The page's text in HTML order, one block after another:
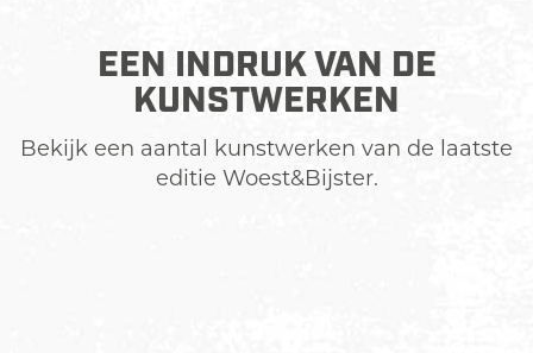
EEN INDRUK VAN DE
KUNSTWERKEN
Bekijk een aantal kunstwerken van de laatste
editie Woest&Bijster.